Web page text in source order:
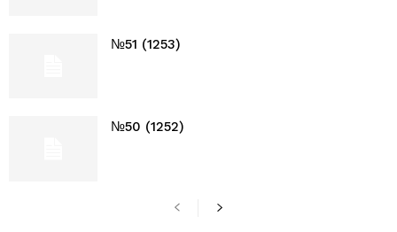
№51 (1253)
№50 (1252)